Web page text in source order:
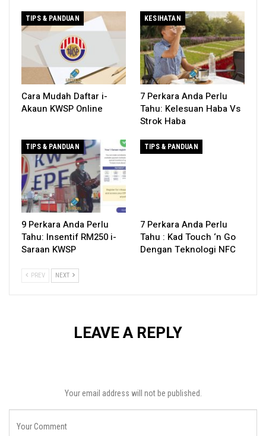
TIPS & PANDUAN
Cara Mudah Daftar i-
Akaun KWSP Online
KESIHATAN
7 Perkara Anda Perlu
Tahu: Kelesuan Haba Vs
Strok Haba
TIPS & PANDUAN
9 Perkara Anda Perlu
Tahu: Insentif RM250 i-
Saraan KWSP
TIPS & PANDUAN
7 Perkara Anda Perlu
Tahu : Kad Touch ‘n Go
Dengan Teknologi NFC
PREV NEXT
LEAVE A REPLY
Your email address will not be published.